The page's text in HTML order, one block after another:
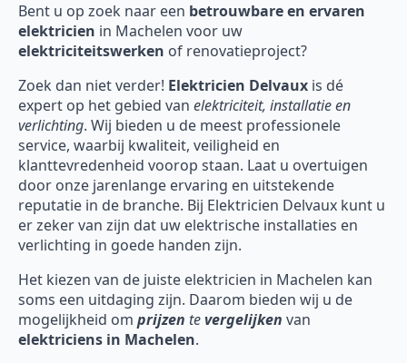
Bent u op zoek naar een betrouwbare en ervaren
elektricien in Machelen voor uw
elektriciteitswerken of renovatieproject?
Zoek dan niet verder! Elektricien Delvaux is dé
expert op het gebied van elektriciteit, installatie en
verlichting. Wij bieden u de meest professionele
service, waarbij kwaliteit, veiligheid en
klanttevredenheid voorop staan. Laat u overtuigen
door onze jarenlange ervaring en uitstekende
reputatie in de branche. Bij Elektricien Delvaux kunt u
er zeker van zijn dat uw elektrische installaties en
verlichting in goede handen zijn.
Het kiezen van de juiste elektricien in Machelen kan
soms een uitdaging zijn. Daarom bieden wij u de
mogelijkheid om prijzen tevergelijken van
elektriciens in Machelen.